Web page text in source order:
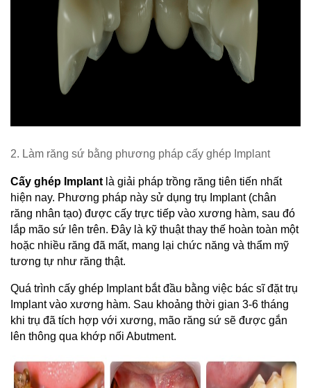
2. Làm răng sứ bằng phương pháp cấy ghép Implant
Cấy ghép Implant là giải pháp trồng răng tiên tiến nhất
hiện nay. Phương pháp này sử dụng trụ Implant (chân
răng nhân tạo) được cấy trực tiếp vào xương hàm, sau đó
lắp mão sứ lên trên. Đây là kỹ thuật thay thế hoàn toàn một
hoặc nhiều răng đã mất, mang lại chức năng và thẩm mỹ
tương tự như răng thật.
Quá trình cấy ghép Implant bắt đầu bằng việc bác sĩ đặt trụ
Implant vào xương hàm. Sau khoảng thời gian 3-6 tháng
khi trụ đã tích hợp với xương, mão răng sứ sẽ được gắn
lên thông qua khớp nối Abutment.